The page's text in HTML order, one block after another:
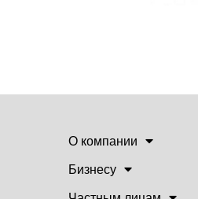
О компании
Бизнесу